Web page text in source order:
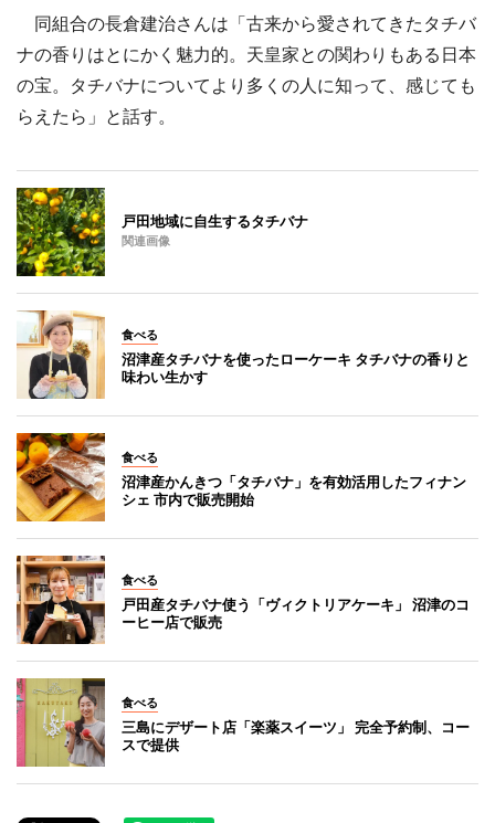
同組合の長倉建治さんは「古来から愛されてきたタチバ
ナの香りはとにかく魅力的。天皇家との関わりもある日本
の宝。タチバナについてより多くの人に知って、感じても
らえたら」と話す。
戸田地域に自生するタチバナ
関連画像
食べる
沼津産タチバナを使ったローケーキ タチバナの香りと
味わい生かす
食べる
沼津産かんきつ「タチバナ」を有効活用したフィナン
シェ 市内で販売開始
食べる
戸田産タチバナ使う「ヴィクトリアケーキ」 沼津のコ
ーヒー店で販売
食べる
三島にデザート店「楽薬スイーツ」 完全予約制、コー
スで提供